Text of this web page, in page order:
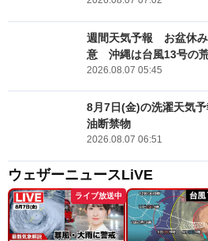
週間天気予報 お盆休
意 沖縄は台風13号の
2026.08.07 05:45
8月7日(金)の洗濯天気
油断禁物
2026.08.07 06:51
ウェザーニュースLiVE
ライブ放送中